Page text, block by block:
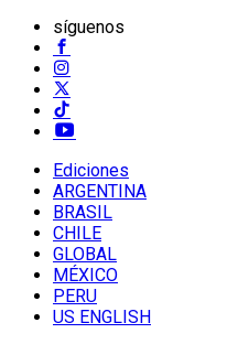
síguenos
Ediciones
ARGENTINA
BRASIL
CHILE
GLOBAL
MÉXICO
PERU
US ENGLISH